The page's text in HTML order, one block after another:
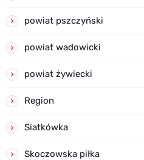
powiat pszczyński
powiat wadowicki
powiat żywiecki
Region
Siatkówka
Skoczowska piłka